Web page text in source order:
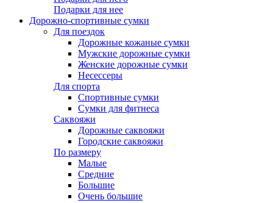
Подарки для нее
Дорожно-спортивные сумки
Для поездок
Дорожные кожаные сумки
Мужские дорожные сумки
Женские дорожные сумки
Несессеры
Для спорта
Спортивные сумки
Сумки для фитнеса
Саквояжи
Дорожные саквояжи
Городские саквояжи
По размеру
Малые
Средние
Большие
Очень большие